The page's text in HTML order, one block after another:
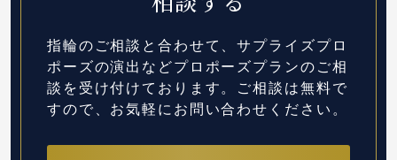
指輪のご相談と合わせて、サプライズプロ
ポーズの演出などプロポーズプランのご相
談を受け付けております。 ご相談は無料で
すので、お気軽にお問い合わせください。